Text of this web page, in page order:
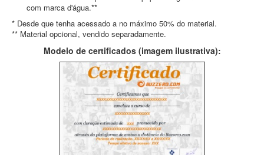
com marca d'água.**
* Desde que tenha acessado a no máximo 50% do material.
** Material opcional, vendido separadamente.
Modelo de certificados (imagem ilustrativa):